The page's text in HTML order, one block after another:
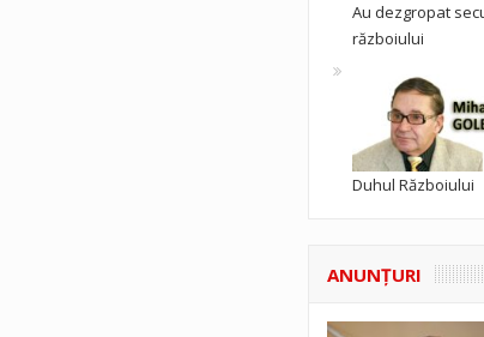
Au dezgropat
războiului
Duhul Războiului
ANUNŢURI